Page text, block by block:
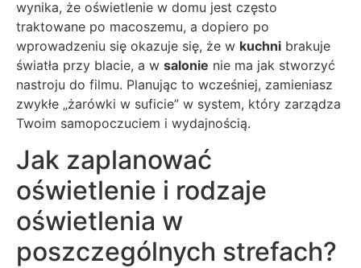
wynika, że oświetlenie w domu jest często
traktowane po macoszemu, a dopiero po
wprowadzeniu się okazuje się, że w kuchni brakuje
światła przy blacie, a w salonie nie ma jak stworzyć
nastroju do filmu. Planując to wcześniej, zamieniasz
zwykłe „żarówki w suficie” w system, który zarządza
Twoim samopoczuciem i wydajnością.
Jak zaplanować
oświetlenie i rodzaje
oświetlenia w
poszczególnych strefach?